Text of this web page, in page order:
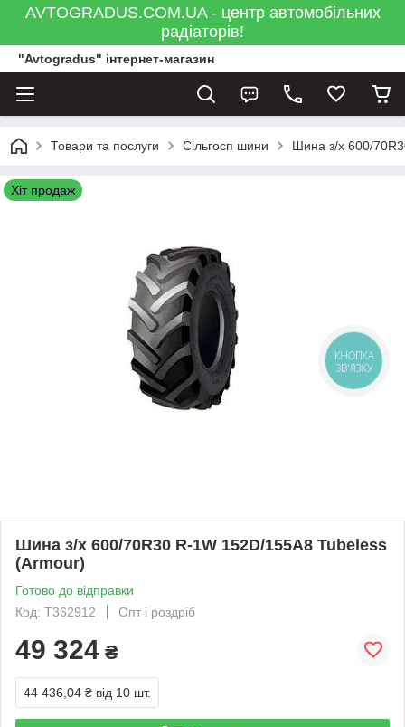
AVTOGRADUS.COM.UA - центр автомобільних
радіаторів!
"Avtogradus" інтернет-магазин
Товари та послуги Сільгосп шини Шина з/х 600/
Хіт продаж
Шина з/х 600/70R30 R-1W 152D/155A8 Tubeless
(Armour)
Готово до відправки
Код: T362912
Опт і роздріб
49 324 ₴
44 436,04 ₴ від 10 шт.
КНОПКА
ЗВ'ЯЗКУ